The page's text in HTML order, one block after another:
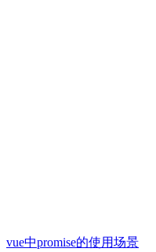
vue中promise的使用场景